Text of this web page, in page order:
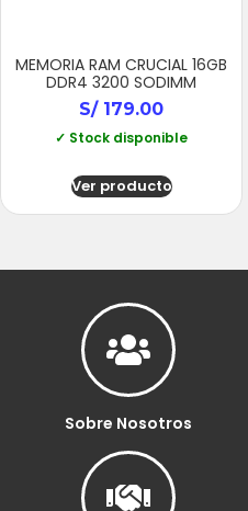
MEMORIA RAM CRUCIAL 16GB
DDR4 3200 SODIMM
S/179.00
✓ Stock disponible
Ver producto
Sobre Nosotros